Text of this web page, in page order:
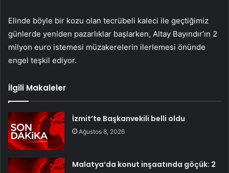
Elinde böyle bir kozu olan tecrübeli kaleci ile geçtiğimiz
günlerde yeniden pazarlıklar başlarken, Altay Bayındır’ın 2
milyon euro istemesi müzakerelerin ilerlemesi önünde
engel teşkil ediyor.
İlgili Makaleler
İzmit’te Başkanvekili belli oldu
Ağustos 8, 2026
Malatya’da konut inşaatında göçük: 2